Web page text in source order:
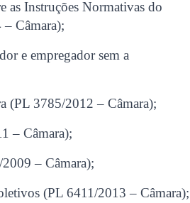
as Instruções Normativas do
Câmara);
e empregador sem a
(PL 3785/2012 – Câmara);
– Câmara);
– Câmara);
(PL 6411/2013 – Câmara);